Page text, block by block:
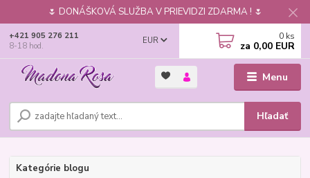
🌷 DONÁŠKOVÁ SLUŽBA V PRIEVIDZI ZDARMA ! 🌷
Menu
EUR
Hľadať
+421 905 276 211
8-18 hod.
0 ks
za 0,00 EUR
Kategórie blogu